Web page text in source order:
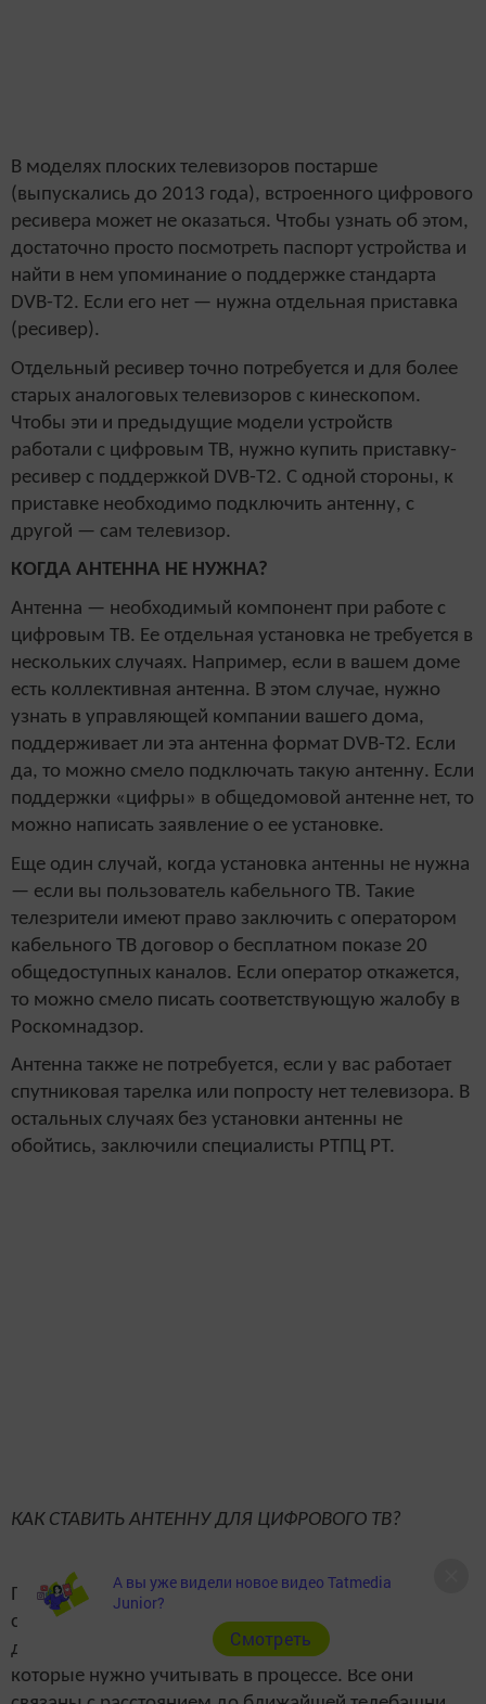
В моделях плоских телевизоров постарше
(выпускались до 2013 года), встроенного цифрового
ресивера может не оказаться. Чтобы узнать об этом,
достаточно просто посмотреть паспорт устройства и
найти в нем упоминание о поддержке стандарта
DVB-T2. Если его нет — нужна отдельная приставка
(ресивер).
Отдельный ресивер точно потребуется и для более
старых аналоговых телевизоров с кинескопом.
Чтобы эти и предыдущие модели устройств
работали с цифровым ТВ, нужно купить приставку-
ресивер с поддержкой DVB-T2. С одной стороны, к
приставке необходимо подключить антенну, с
другой — сам телевизор.
КОГДА АНТЕННА НЕ НУЖНА?
Антенна — необходимый компонент при работе с
цифровым ТВ. Ее отдельная установка не требуется в
нескольких случаях. Например, если в вашем доме
есть коллективная антенна. В этом случае, нужно
узнать в управляющей компании вашего дома,
поддерживает ли эта антенна формат DVB-T2. Если
да, то можно смело подключать такую антенну. Если
поддержки «цифры» в общедомовой антенне нет, то
можно написать заявление о ее установке.
Еще один случай, когда установка антенны не нужна
— если вы пользователь кабельного ТВ. Такие
телезрители имеют право заключить с оператором
кабельного ТВ договор о бесплатном показе 20
общедоступных каналов. Если оператор откажется,
то можно смело писать соответствующую жалобу в
Роскомнадзор.
Антенна также не потребуется, если у вас работает
спутниковая тарелка или попросту нет телевизора. В
остальных случаях без установки антенны не
обойтись, заключили специалисты РТПЦ РТ.
КАК СТАВИТЬ АНТЕННУ ДЛЯ ЦИФРОВОГО ТВ?
По словам представителей РТПЦ РТ, особых
сложностей с установкой антенны возникнуть не
должно. Но есть несколько важных моментов,
которые нужно учитывать в процессе. Все они
А вы уже видели новое видео Tatmedia
Junior?
Cмотреть